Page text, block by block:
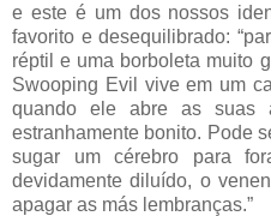
e este é um dos nossos
favorito e desequilibrado:
réptil e uma borboleta muito
Swooping Evil vive em um
quando ele abre as suas
estranhamente bonito. Pode
sugar um cérebro para
devidamente diluído, o
apagar as más lembranças.”